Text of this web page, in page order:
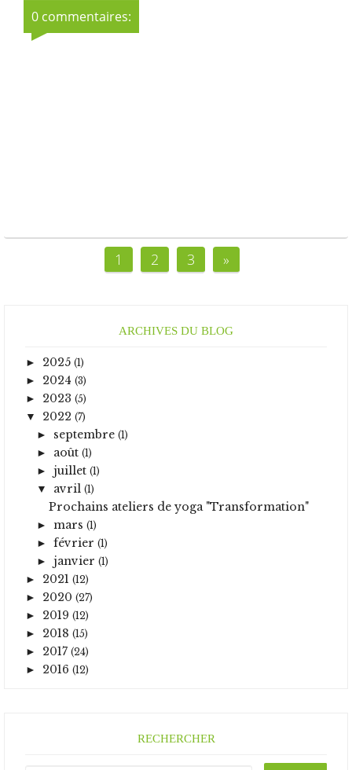
0 commentaires:
1 2 3 »
ARCHIVES DU BLOG
► 2025 (1)
► 2024 (3)
► 2023 (5)
▼ 2022 (7)
► septembre(1)
► août(1)
►juillet(1)
▼ avril(1)
Prochains ateliers de yoga "Transformation"
► mars(1)
►février(1)
►janvier(1)
► 2021 (12)
► 2020 (27)
► 2019 (12)
► 2018 (15)
► 2017 (24)
► 2016 (12)
RECHERCHER